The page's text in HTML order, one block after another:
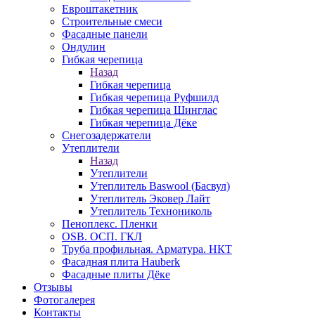
Евроштакетник
Строительные смеси
Фасадные панели
Ондулин
Гибкая черепица
Назад
Гибкая черепица
Гибкая черепица Руфшилд
Гибкая черепица Шинглас
Гибкая черепица Дёке
Снегозадержатели
Утеплители
Назад
Утеплители
Утеплитель Baswool (Басвул)
Утеплитель Эковер Лайт
Утеплитель Технониколь
Пеноплекс. Пленки
OSB. ОСП. ГКЛ
Труба профильная. Арматура. НКТ
Фасадная плита Hauberk
Фасадные плиты Дёке
Отзывы
Фотогалерея
Контакты